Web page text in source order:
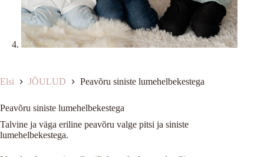
Elsi JÕULUD Peavõru siniste lumehelbekestega
Peavõru siniste lumehelbekestega
Talvine ja väga eriline peavõru valge pitsi ja siniste
lumehelbekestega.